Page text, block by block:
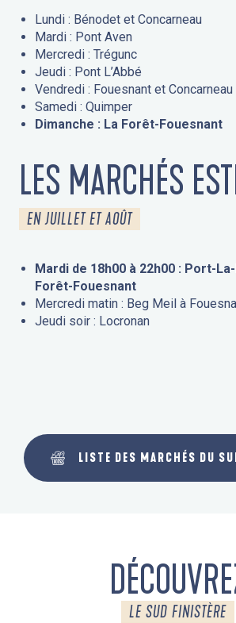
Lundi : Bénodet et Concarneau
Mardi : Pont Aven
Mercredi : Trégunc
Jeudi : Pont L’Abbé
Vendredi : Fouesnant et Concarneau
Samedi : Quimper
Dimanche : La Forêt-Fouesnant
LES MARCHÉS
EN JUILLET ET AOÛT
Mardi de 18h00 à 22h00 : Port-
Forêt-Fouesnant
Mercredi matin : Beg Meil à
Jeudi soir : Locronan
LISTE DES MARCHÉS DU
LE SUD FINISTÈRE